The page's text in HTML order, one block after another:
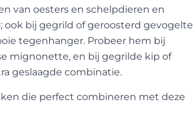
sinds de 9e eeuw bebouwd.
steeds van het verbouwen van
op wijn te concentreren met
1949 en hun distributie
René Laugner. Hun oudste
van oesters en schelpdieren en
ook bij gegrild of geroosterd gevogelte
tegenhanger. Probeer hem bij
mignonette, en bij gegrilde kip of
geslaagde combinatie.
die perfect combineren met deze